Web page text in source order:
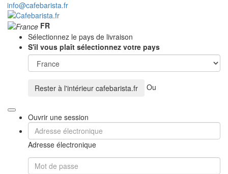
info@cafebarista.fr
FR
Sélectionnez le pays de livraison
S'il vous plaît sélectionnez votre pays
Rester à l'intérieur cafebarista.fr Ou
Ouvrir une session
Adresse électronique